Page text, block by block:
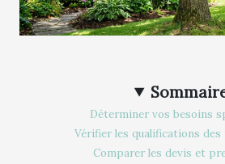
Déterminer vos besoins
Vérifier les qualifications
Comparer les devis et